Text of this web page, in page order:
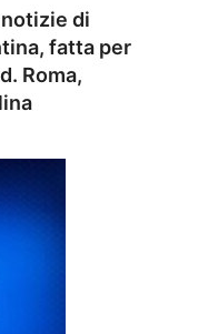
di
fatta per
Roma,